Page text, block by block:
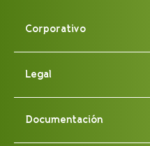
Corporativo
Legal
Documentación